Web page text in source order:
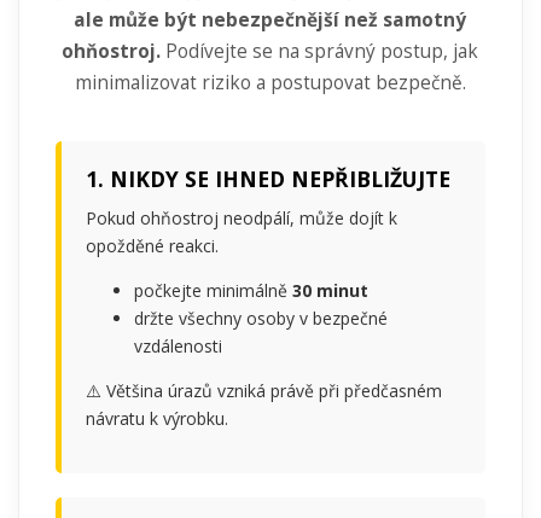
ale může být nebezpečnější než samotný
ohňostroj. Podívejte se na správný postup, jak
minimalizovat riziko a postupovat bezpečně.
1. NIKDY SE IHNED NEPŘIBLIŽUJTE
Pokud ohňostroj neodpálí, může dojít k
opožděné reakci.
počkejte minimálně 30 minut
držte všechny osoby v bezpečné
vzdálenosti
⚠️ Většina úrazů vzniká právě při předčasném
návratu k výrobku.